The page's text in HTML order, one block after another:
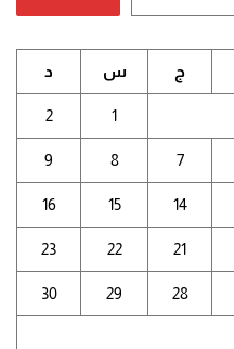
ج س د
1
2
7
8
9
14
15
16
21
22
23
28
29
30